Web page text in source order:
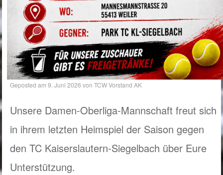
Geposted am9. Juni 2026 vonTCW Vorstand AK
Unsere Damen-Oberliga-Mannschaft freut sich
in ihrem letzten Heimspiel der Saison gegen
den TC Kaiserslautern-Siegelbach über Eure
Unterstützung.